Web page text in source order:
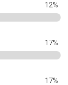
12%
17%
17%